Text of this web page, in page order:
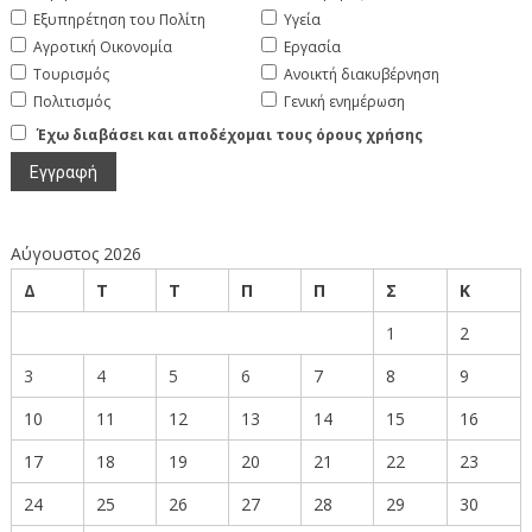
Εξυπηρέτηση του Πολίτη
Αγροτική Οικονομία
Τουρισμός
Πολιτισμός
Υγεία
Εργασία
Ανοικτή διακυβέρνηση
Γενική ενημέρωση
Έχω διαβάσει και αποδέχομαι τους όρους χρήσης
Αύγουστος 2026
Δ
Τ Τ Π Π Σ
Κ
1
2
3
4 5 6 7 8
9
10
11 12 13 14 15
16
17
18 19 20 21 22
23
24
25 26 27 28 29 30